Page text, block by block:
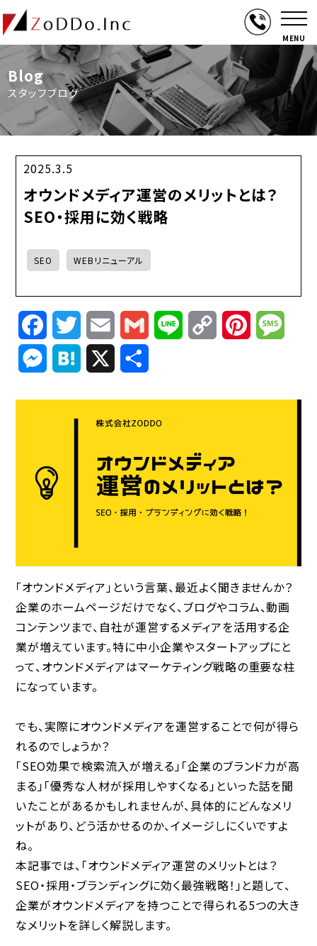
MENU
Blog
スタッフブログ
2025.3.5
オウンドメディア運営のメリットとは？
SEO・採用に効く戦略
SEO WEBリニューアル
FacebookTwitterEmail Gmail Line
Copy
Link
Pinterest
Messenger
Hatena
「オウンドメディア」という言葉、最近よく聞きませんか？
企業のホームページだけでなく、ブログやコラム、動画
コンテンツまで、自社が運営するメディアを活用する企
業が増えています。特に中小企業やスタートアップにと
って、オウンドメディアはマーケティング戦略の重要な柱
になっています。
でも、実際にオウンドメディアを運営することで何が得ら
れるのでしょうか？
「SEO効果で検索流入が増える」「企業のブランド力が高
まる」「優秀な人材が採用しやすくなる」といった話を聞
いたことがあるかもしれませんが、具体的にどんなメリ
ットがあり、どう活かせるのか、イメージしにくいですよ
ね。
本記事では、「オウンドメディア運営のメリットとは？
SEO・採用・ブランディングに効く最強戦略！」と題して、
企業がオウンドメディアを持つことで得られる5つの大き
なメリットを詳しく解説します。